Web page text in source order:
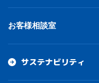
お客様相談室
サステナビリティ